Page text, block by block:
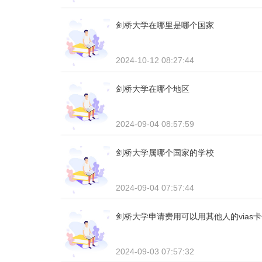
剑桥大学在哪里是哪个国家
2024-10-12 08:27:44
剑桥大学在哪个地区
2024-09-04 08:57:59
剑桥大学属哪个国家的学校
2024-09-04 07:57:44
剑桥大学申请费用可以用其他人的vias
2024-09-03 07:57:32